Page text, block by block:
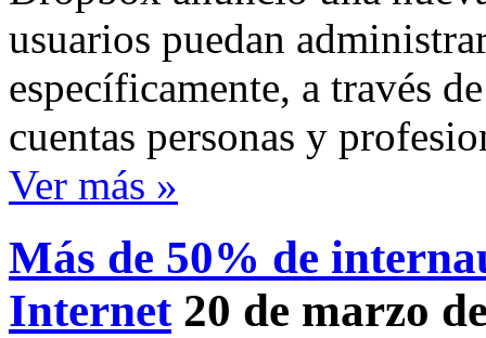
usuarios puedan
específicamente, a través
cuentas personas y
Ver más »
Más de 50% de
Internet 20 de marzo